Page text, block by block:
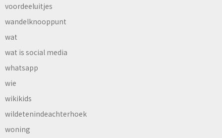
voordeeluitjes
wandelknooppunt
wat
wat is social media
whatsapp
wie
wikikids
wildetenindeachterhoek
woning